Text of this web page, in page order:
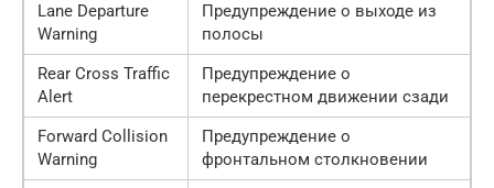
Lane Departure
Warning
Предупреждение о выходе из
полосы
Rear Cross Traffic
Alert
Предупреждение о
перекрестном движении сзади
Forward Collision
Warning
Предупреждение о
фронтальном столкновении